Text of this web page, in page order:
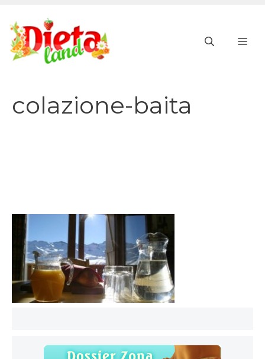
contenuto
colazione-baita